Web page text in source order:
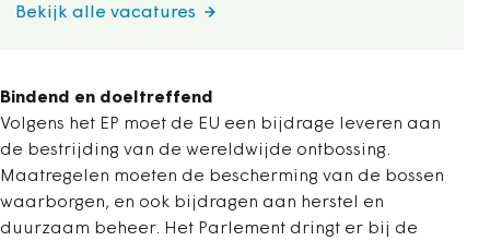
Bekijk alle vacatures
Bindend en doeltreffend
Volgens het EP moet de EU een bijdrage leveren aan
de bestrijding van de wereldwijde ontbossing.
Maatregelen moeten de bescherming van de bossen
waarborgen, en ook bijdragen aan herstel en
duurzaam beheer. Het Parlement dringt er bij de